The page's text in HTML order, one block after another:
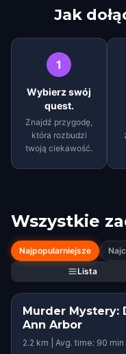
Jak
1
Wybierz swój
quest.
Znajdź przygodę,
która rozbudzi
twoją ciekawość.
Wszystkie
Najpopularniejsze
Lista
Murder Mystery:
Ann Arbor
2.2 km | Avg. time: 90 min